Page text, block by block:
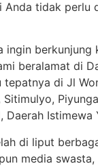
Anda tidak perlu
ingin berkunjung
beralamat di
tepatnya di Jl
Sitimulyo,
Daerah
di liput
media